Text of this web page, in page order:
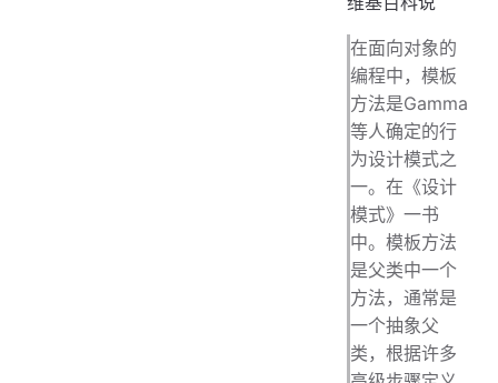
在面向对象的
编程中，模板
方法是Gamma
等人确定的行
为设计模式之
一。在《设计
模式》一书
中。模板方法
是父类中一个
方法，通常是
一个抽象父
类，根据许多